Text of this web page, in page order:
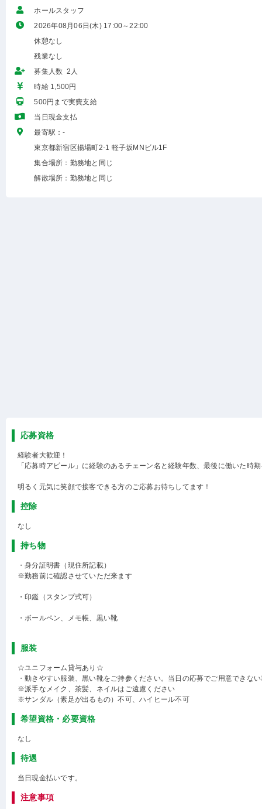
ホールスタッフ
2026年08月06日(木) 17:00～22:00
休憩なし
残業なし
募集人数 2人
時給 1,500円
500円まで実費支給
当日現金支払
最寄駅：-
東京都新宿区揚場町2-1 軽子坂MNビル1F
集合場所：勤務地と同じ
解散場所：勤務地と同じ
応募資格
経験者大歓迎！
「応募時アピール」に経験のあるチェーン名と経験年数、最後に働いた時
明るく元気に笑顔で接客できる方のご応募お待ちしてます！
控除
なし
持ち物
・身分証明書（現住所記載）
※勤務前に確認させていただ来ます
・印鑑（スタンプ式可）
・ボールペン、メモ帳、黒い靴
服装
☆ユニフォーム貸与あり☆
・動きやすい服装、黒い靴をご持参ください。当日の応募でご用意できな
※派手なメイク、茶髪、ネイルはご遠慮ください
※サンダル（素足が出るもの）不可、ハイヒール不可
希望資格・必要資格
なし
待遇
当日現金払いです。
注意事項